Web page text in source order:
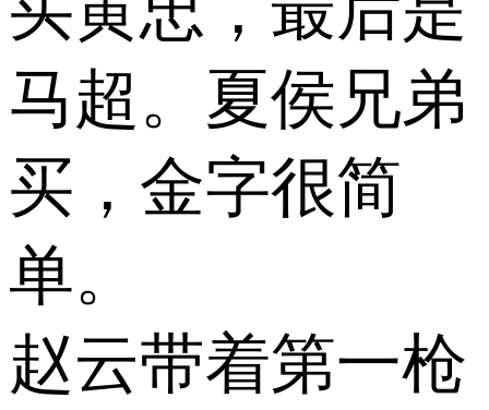
马超。夏侯兄弟
买，金字很简
单。
赵云带着第一枪